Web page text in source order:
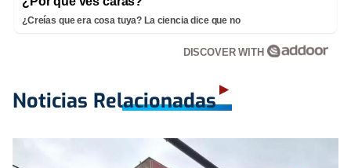
¿Creías que era cosa tuya? La ciencia dice que no
DISCOVER WITH
Noticias Relacionadas